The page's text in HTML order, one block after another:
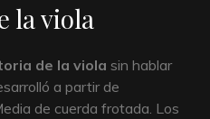
la viola
de la viola sin hablar
a partir de
de cuerda frotada. Los